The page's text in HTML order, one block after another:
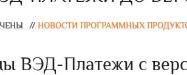
// НОВОСТИ ПРОГРАММНЫХ
ВЭД-Платежи с